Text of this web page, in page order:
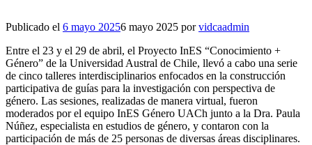
Publicado el 6 mayo 20256 mayo 2025 porvidcaadmin
Entre el 23 y el 29 de abril, el Proyecto InES “Conocimiento +
Género” de la Universidad Austral de Chile, llevó a cabo una serie
de cinco talleres interdisciplinarios enfocados en la construcción
participativa de guías para la investigación con perspectiva de
género. Las sesiones, realizadas de manera virtual, fueron
moderados por el equipo InES Género UACh junto a la Dra. Paula
Núñez, especialista en estudios de género, y contaron con la
participación de más de 25 personas de diversas áreas disciplinares.